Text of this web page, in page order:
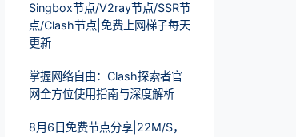
Singbox节点/V2ray节点/SSR节
点/Clash节点|免费上网梯子每天
更新
掌握网络自由：Clash探索者官
网全方位使用指南与深度解析
8月6日免费节点分享|22M/S，